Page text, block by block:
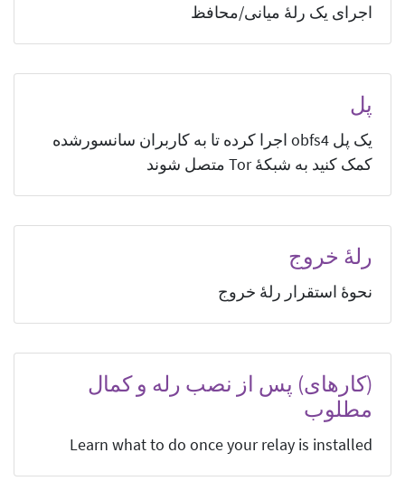
اجرای یک رلهٔ میانی/محافظ
پل
یک پل obfs4 اجرا کرده تا به کاربران سانسورشده
کمک کنید به شبکهٔ Tor متصل شوند
رلهٔ خروج
نحوهٔ استقرار رلهٔ خروج
(کار‌های) پس از نصب رله و کمال
مطلوب
Learn what to do once your relay is installed